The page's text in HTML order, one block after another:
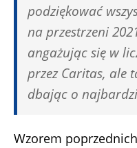
podziękować
na przestrzeni
angażując się w
przez Caritas, ale
dbając o
Wzorem